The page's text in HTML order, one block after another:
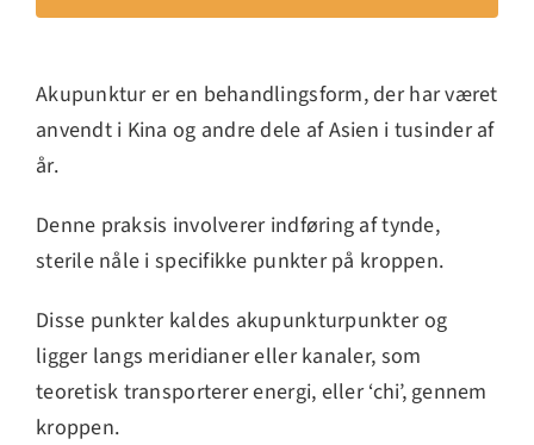
Akupunktur er en behandlingsform, der har været
anvendt i Kina og andre dele af Asien i tusinder af
år.
Denne praksis involverer indføring af tynde,
sterile nåle i specifikke punkter på kroppen.
Disse punkter kaldes akupunkturpunkter og
ligger langs meridianer eller kanaler, som
teoretisk transporterer energi, eller ‘chi’, gennem
kroppen.